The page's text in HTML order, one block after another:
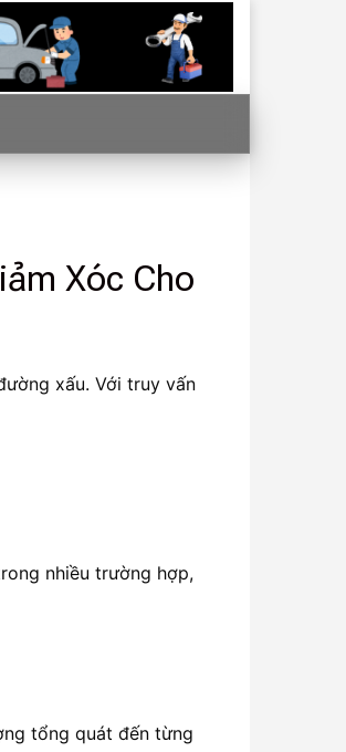
Xóc Cho
xấu. Với truy vấn
nhiều trường hợp,
tổng quát đến từng